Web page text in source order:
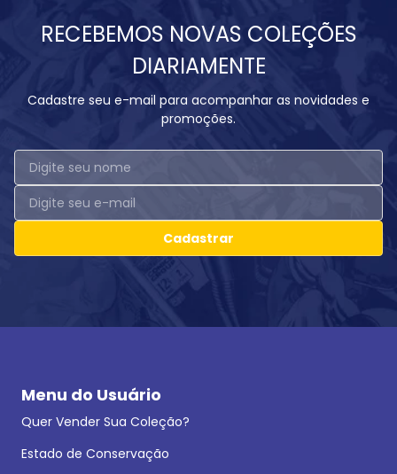
RECEBEMOS NOVAS COLEÇÕES
DIARIAMENTE
Cadastre seu e-mail para acompanhar as novidades e
promoções.
Cadastrar
Menu do Usuário
Quer Vender Sua Coleção?
Estado de Conservação